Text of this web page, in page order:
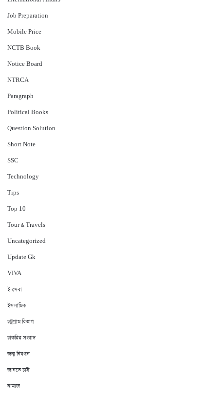
Job Preparation
Mobile Price
NCTB Book
Notice Board
NTRCA
Paragraph
Political Books
Question Solution
Short Note
‍SSC
Technology
Tips
Top 10
Tour & Travels
Uncategorized
Update Gk
VIVA
ই-সেবা
ইসলামিক
চট্রগ্রাম বিভাগ
চাকরির সংবাদ
জন্ম নিবন্ধন
জানতে চাই
নামাজ